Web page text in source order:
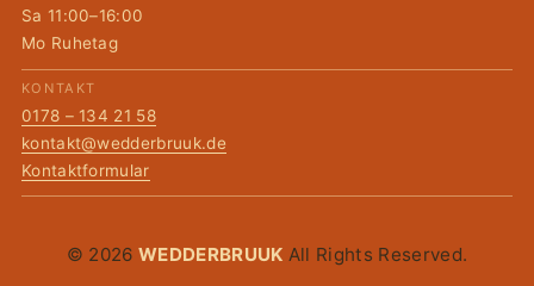
Sa 11:00–16:00
Mo Ruhetag
KONTAKT
0178 – 134 21 58
kontakt@wedderbruuk.de
Kontaktformular
© 2026 WEDDERBRUUK All Rights Reserved.